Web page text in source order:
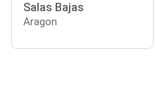
Salas Bajas
Aragon